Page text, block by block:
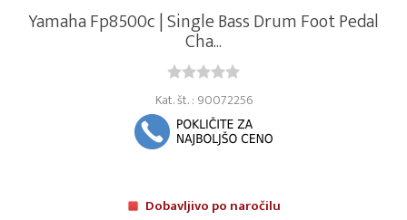
Yamaha Fp8500c | Single Bass Drum Foot Pedal
Cha...
Kat. št. : 90072256
Dobavljivo po naročilu